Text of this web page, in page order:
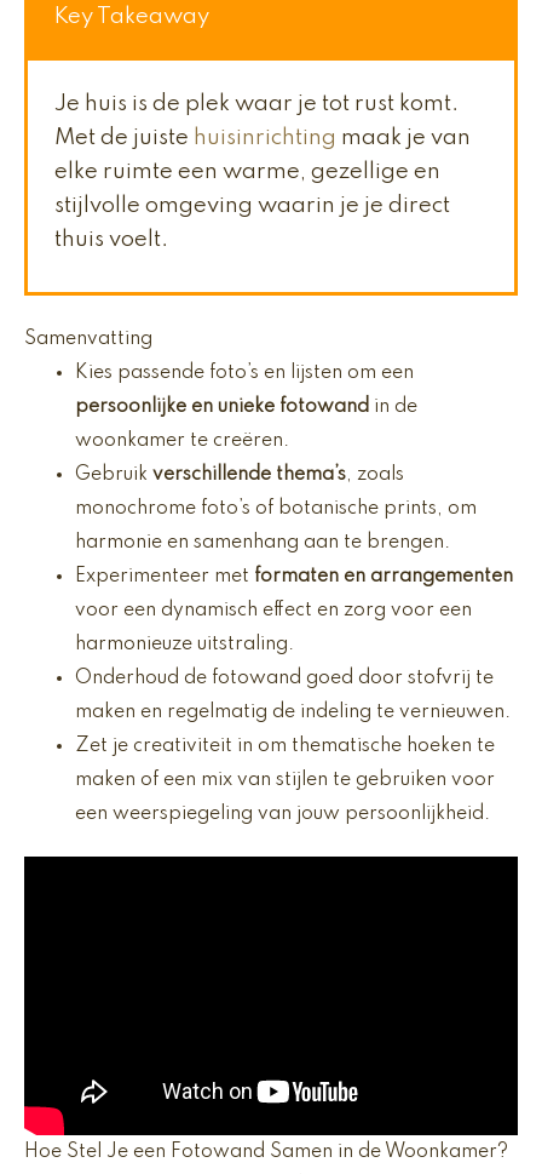
Key Takeaway
Je huis is de plek waar je tot rust komt.
Met de juiste huisinrichting maak je van
elke ruimte een warme, gezellige en
stijlvolle omgeving waarin je je direct
thuis voelt.
Samenvatting
Kies passende foto’s en lijsten om een
persoonlijke en unieke fotowand in de
woonkamer te creëren.
Gebruik verschillende thema’s, zoals
monochrome foto’s of botanische prints, om
harmonie en samenhang aan te brengen.
Experimenteer met formaten en arrangementen
voor een dynamisch effect en zorg voor een
harmonieuze uitstraling.
Onderhoud de fotowand goed door stofvrij te
maken en regelmatig de indeling te vernieuwen.
Zet je creativiteit in om thematische hoeken te
maken of een mix van stijlen te gebruiken voor
een weerspiegeling van jouw persoonlijkheid.
Hoe Stel Je een Fotowand Samen in de Woonkamer?